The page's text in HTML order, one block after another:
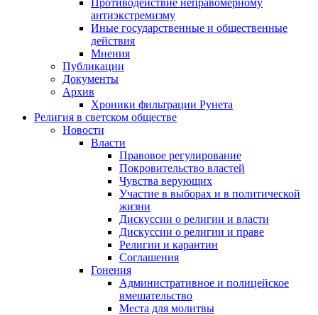
Противодействие неправомерному
антиэкстремизму
Иные государственные и общественные
действия
Мнения
Публикации
Документы
Архив
Хроники фильтрации Рунета
Религия в светском обществе
Новости
Власти
Правовое регулирование
Покровительство властей
Чувства верующих
Участие в выборах и в политической
жизни
Дискуссии о религии и власти
Дискуссии о религии и праве
Религии и карантин
Соглашения
Гонения
Административное и полицейское
вмешательство
Места для молитвы